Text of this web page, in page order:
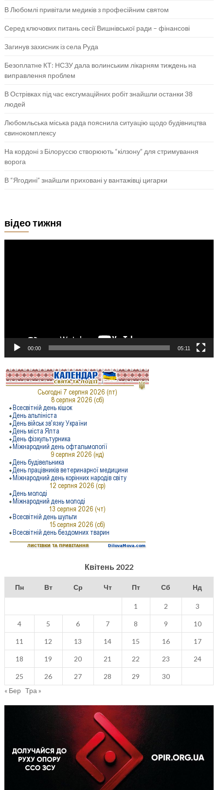
В Любомлі привітали медиків з професійним святом
Серед ключових питань сесії Вишнівської ради – фінансові
Загинув захисник із села Руда
Безоплатне КТ: НСЗУ дала волинським лікарням тиждень на
виправлення проблем
В Острівках під час ексгумаційних робіт знайшли останки 38
людей
Любомльська міська рада пояснила ситуацію щодо будівництва
свинокомплексу
На кордоні з Білоруссю створюють “кілзону” для стримування
ворога
В “Ягодині” знайшли приховані у вантажівці цигарки
відео тижня
00:00 05:11
Квітень 2022
Пн Вт Ср Чт Пт Сб Нд
1 2 3
4 5 6 7 8 9 10
11 12 13 14 15 16 17
18 19 20 21 22 23 24
25 26 27 28 29
30
« Бер Тра »